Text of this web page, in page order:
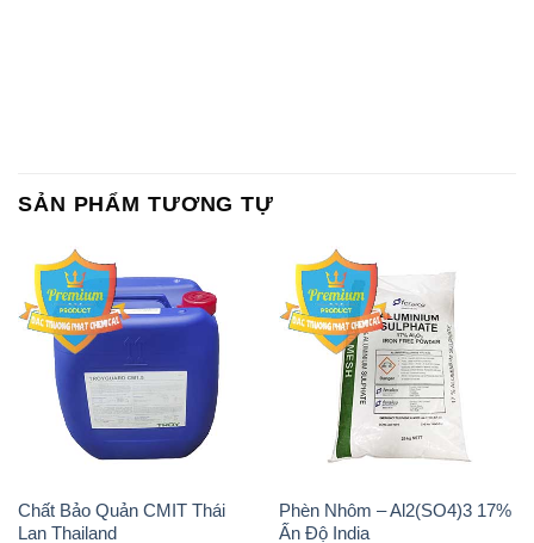
SẢN PHẨM TƯƠNG TỰ
Chất Bảo Quản CMIT Thái
Lan Thailand
Phèn Nhôm – Al2(SO4)3 17%
Ấn Độ India